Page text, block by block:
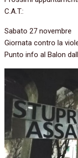
C.A.T.:
Sabato 27 novembre
Giornata contro la
Punto info al Balon